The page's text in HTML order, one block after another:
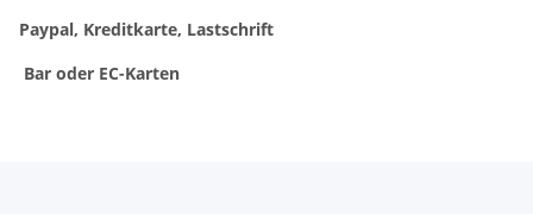
Paypal, Kreditkarte, Lastschrift
Bar oder EC-Karten